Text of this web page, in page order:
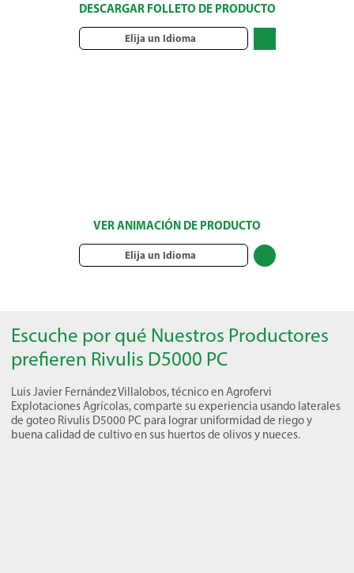
DESCARGAR FOLLETO DE PRODUCTO
Elija un Idioma
VER ANIMACIÓN DE PRODUCTO
Elija un Idioma
Escuche por qué Nuestros Productores
prefieren Rivulis D5000 PC
Luis Javier Fernández Villalobos, técnico en Agrofervi
Explotaciones Agrícolas, comparte su experiencia usando laterales
de goteo Rivulis D5000 PC para lograr uniformidad de riego y
buena calidad de cultivo en sus huertos de olivos y nueces.